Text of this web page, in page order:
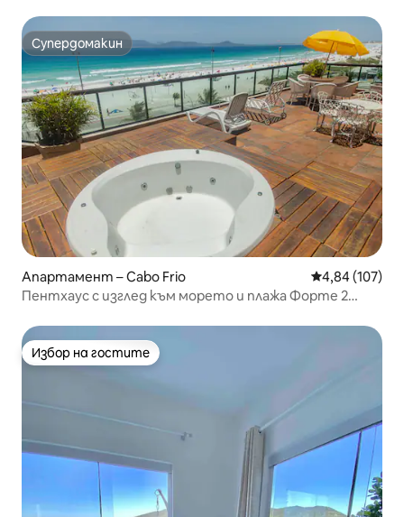
Супердомакин
Супердомакин
Апартамент – Cabo Frio Средна
4,84 (107)
Пентхаус с изглед към морето и плажа Форте 2
Избор на гостите
Избор на гостите